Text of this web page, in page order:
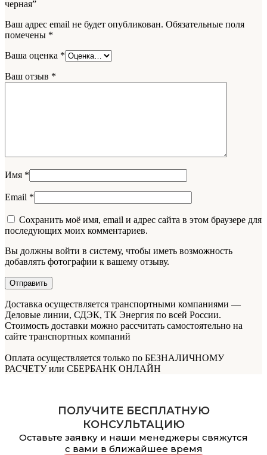
черная”
Ваш адрес email не будет опубликован. Обязательные поля
помечены *
Ваша оценка *
Ваш отзыв *
Имя *
Email *
Сохранить моё имя, email и адрес сайта в этом браузере для
последующих моих комментариев.
Вы должны войти в систему, чтобы иметь возможность
добавлять фотографии к вашему отзыву.
Доставка осуществляется транспортными компаниями —
Деловые линии, СДЭК, ТК Энергия по всей России.
Стоимость доставки можно рассчитать самостоятельно на
сайте транспортных компаний
Оплата осуществляется только по БЕЗНАЛИЧНОМУ
РАСЧЕТУ или СБЕРБАНК ОНЛАЙН
ПОЛУЧИТЕ БЕСПЛАТНУЮ
КОНСУЛЬТАЦИЮ
Оставьте заявку и наши менеджеры свяжутся
с вами в ближайшее время